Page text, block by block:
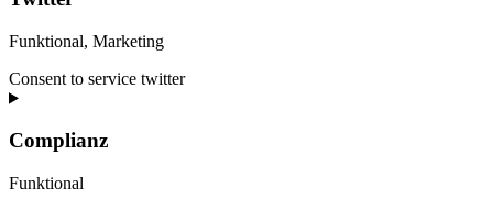
Funktional, Marketing
Consent to service twitter
Complianz
Funktional